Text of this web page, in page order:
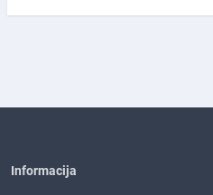
Informacija